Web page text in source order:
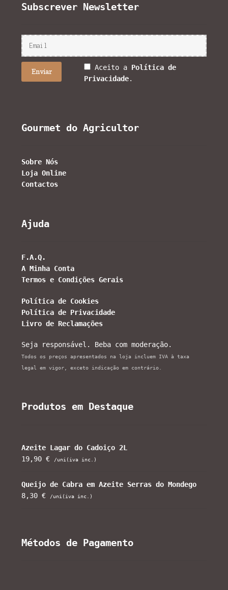
Subscrever Newsletter
Aceito a Política de
Privacidade.
Gourmet do Agricultor
Sobre Nós
Loja Online
Contactos
Ajuda
F.A.Q.
A Minha Conta
Termos e Condições Gerais
Política de Cookies
Política de Privacidade
Livro de Reclamações
Seja responsável. Beba com moderação.
Todos os preços apresentados na loja incluem IVA à taxa
legal em vigor, exceto indicação em contrário.
Produtos em Destaque
Azeite Lagar do Cadoiço 2L
19,90€ /uni(iva inc.)
Queijo de Cabra em Azeite Serras do Mondego
8,30€ /uni(iva inc.)
Métodos de Pagamento